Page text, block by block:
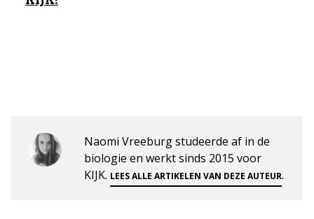
Naomi Vreeburg studeerde af in de
biologie en werkt sinds 2015 voor
KIJK. LEES ALLE ARTIKELEN VAN DEZE AUTEUR.